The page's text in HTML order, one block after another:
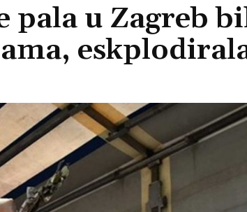
pala u Zagreb